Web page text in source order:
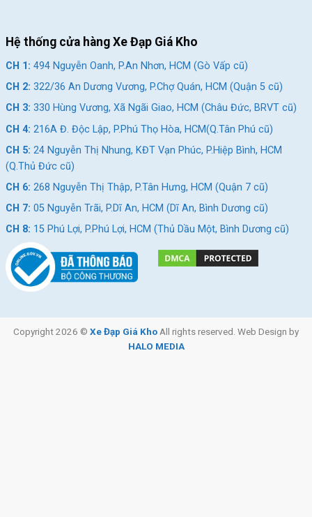
Điểm đặt chân rộng rài giúp bạn có tư thế ngồi lái xe thoải mái
Một ưu điểm của mẫu xe này đó chính là điểm đặt chân rộng
rãi giúp người lái dễ dàng điều chỉnh tư thế ngồi khi di chuyển
trên quảng đường dài, phần yên xe rộng và dài thoải mái cho 2
Xe Máy Điện Nijia GoGo Plus
với kích thước nhỏ gọn cùng
hiệu suất lớn đáp ứng nhu cầu đi lại hằng ngày của nhiều người.
Với những tính năng nâng cấp mẫu xe này đã chinh phục được
Xem thêm:
Hệ thống cửa hàng Xe Đạp Giá Kho
CH 1: 494 Nguyễn Oanh, P.An Nhơn, HCM (Gò Vấp cũ)
CH 2: 322/36 An Dương Vương, P.Chợ Quán, HCM (Quận 5 cũ)
CH 3: 330 Hùng Vương, Xã Ngãi Giao, HCM (Châu Đức, BRVT cũ)
CH 4: 216A Đ. Độc Lập, P.Phú Thọ Hòa, HCM(Q.Tân Phú cũ)
CH 5: 24 Nguyễn Thị Nhung, KĐT Vạn Phúc, P.Hiệp Bình, HCM
(Q.Thủ Đức cũ)
CH 6: 268 Nguyễn Thị Thập, P.Tân Hưng, HCM (Quận 7 cũ)
CH 7: 05 Nguyễn Trãi, P.Dĩ An, HCM (Dĩ An, Bình Dương cũ)
CH 8: 15 Phú Lợi, P.Phú Lợi, HCM (Thủ Dầu Một, Bình Dương cũ)
Copyright 2026 © Xe Đạp Giá KhoAll rights reserved. Web Design by
HALO MEDIA